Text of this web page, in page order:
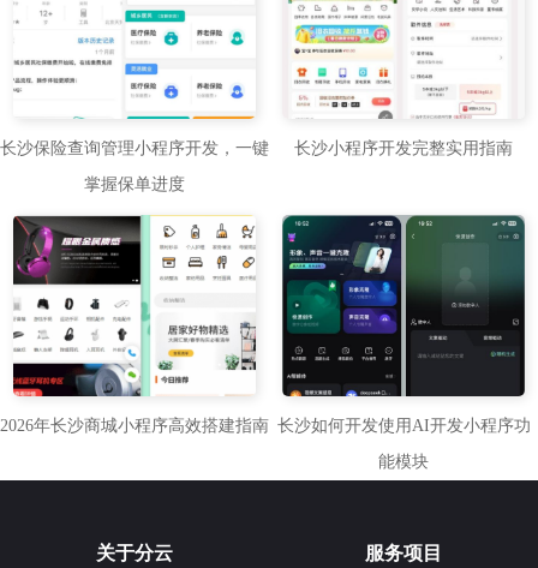
长沙保险查询管理小程序开发，一键
掌握保单进度
长沙小程序开发完整实用指南
2026年长沙商城小程序高效搭建指南 长沙如何开发使用AI开发小程序功
能模块
关于分云 服务项目